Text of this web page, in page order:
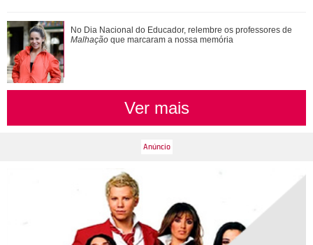
Desejada! Relembre os gringos famosos que já se
derreteram por Bruna Marquezine
No Dia Nacional do Educador, relembre os professores de
Malhação que marcaram a nossa memória
Ver mais